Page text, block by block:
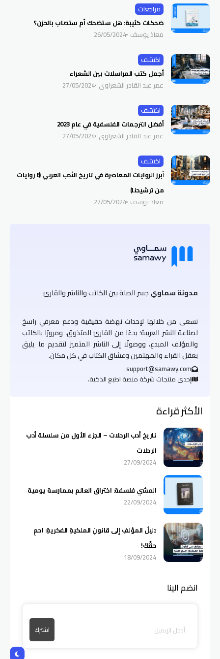
مراجعات
ضحكات كئيبة: هل ستضحك أم ستصاب بالحزن؟
معاذ يوسف 26/05/2024
اكتشف
أجمل كتب المراسلات بين الشعراء
عمر عبد القادر الشعراوي 27/05/2024
اكتشف
أفضل الترجمات الفلسفية في عام 2023
عمر عبد القادر الشعراوي 27/05/2024
اكتشف
أبرز الروايات المعاصرة في تاريخ الأدب العربي (8 روايات
من ترشيحنا)
معاذ يوسف 27/05/2024
مدونة سماويجسر الصلة بين الكاتب والناشر والقارئ
نسعى من خلالها لإحداث نهضة حقيقية ودعم معرفي راسخ
لصناعة النشر العربية؛ بدءًا من القارئ المتذوق، ومرورًا بالكاتب
والمؤلف المبدع، ووصولًا إلى الناشر المتميز لتقديم ما يليق
بعقل القراء والمهتمين وعشاق الكتاب في كل مكان.
support@samawy.com
إحدى منتجات شركة منصة اطبع الذكية.
الأكثر قراءة
تاريخ أدب الرحلات – الجزء الأول من سلسلة أدب
الرحلات
27/09/2024
المشي فلسفة: اختراق العالم بممارسة يومية
22/09/2024
دليلُ المؤلفِ إلى قانونِ الملكيةِ الفكريةِ: احمِ
حقَّكَ!
18/09/2024
انضم الينا